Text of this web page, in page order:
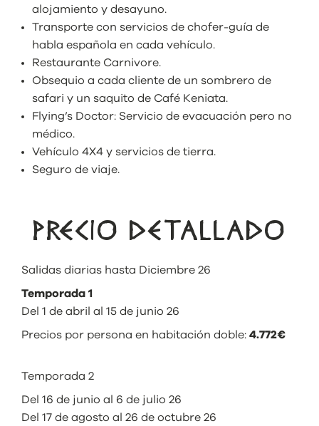
alojamiento y desayuno.
Transporte con servicios de chofer-guía de
habla española en cada vehículo.
Restaurante Carnivore.
Obsequio a cada cliente de un sombrero de
safari y un saquito de Café Keniata.
Flying’s Doctor: Servicio de evacuación pero no
médico.
Vehículo 4X4 y servicios de tierra.
Seguro de viaje.
PRECIO DETALLADO
Salidas diarias hasta Diciembre 26
Temporada 1
Del 1 de abril al 15 de junio 26
Precios por persona en habitación doble: 4.772€
Temporada 2
Del 16 de junio al 6 de julio 26
Del 17 de agosto al 26 de octubre 26